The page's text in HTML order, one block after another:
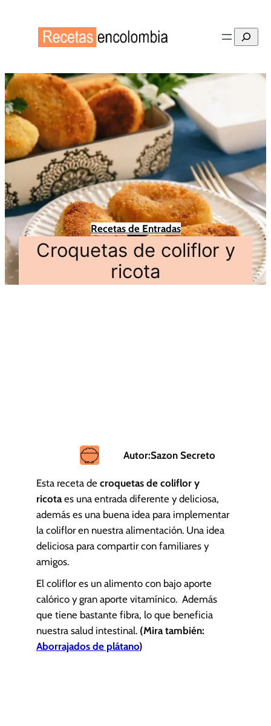
Buscar
Recetas de Entradas
Croquetas de coliflor y
ricota
Autor:Sazon Secreto
Esta receta de croquetas de coliflor y
ricotaes una entrada diferente y deliciosa,
además es una buena idea para implementar
la coliflor en nuestra alimentación. Una idea
deliciosa para compartir con familiares y
amigos.
El coliflor es un alimento con bajo aporte
calórico y gran aporte vitamínico. Además
que tiene bastante fibra, lo que beneficia
nuestra salud intestinal. (Mira también:
Aborrajados de plátano)